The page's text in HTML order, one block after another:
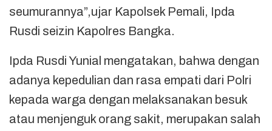
seumurannya”,ujar Kapolsek Pemali, Ipda
Rusdi seizin Kapolres Bangka.
Ipda Rusdi Yunial mengatakan, bahwa dengan
adanya kepedulian dan rasa empati dari Polri
kepada warga dengan melaksanakan besuk
atau menjenguk orang sakit, merupakan salah